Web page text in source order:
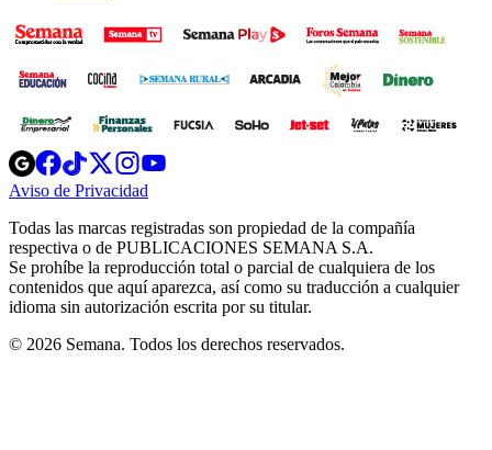
Opens
in
new
Opens
in
new
Opens
in
new
window
Opens
new
windowwindow
Aviso de Privacidad
new
window
Todas las marcas registradas son propiedad de la compañía
respectiva o de PUBLICACIONES SEMANA S.A.
Se prohíbe la reproducción total o parcial de cualquiera de los
contenidos que aquí aparezca, así como su traducción a cualquier
idioma sin autorización escrita por su titular.
© 2026 Semana. Todos los derechos reservados.